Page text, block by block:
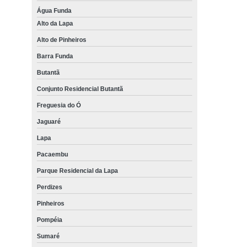
Água Funda
Alto da Lapa
Alto de Pinheiros
Barra Funda
Butantã
Conjunto Residencial Butantã
Freguesia do Ó
Jaguaré
Lapa
Pacaembu
Parque Residencial da Lapa
Perdizes
Pinheiros
Pompéia
Sumaré